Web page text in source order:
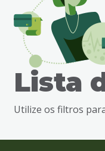
busca
Ir
Lista
Utilize os filtros